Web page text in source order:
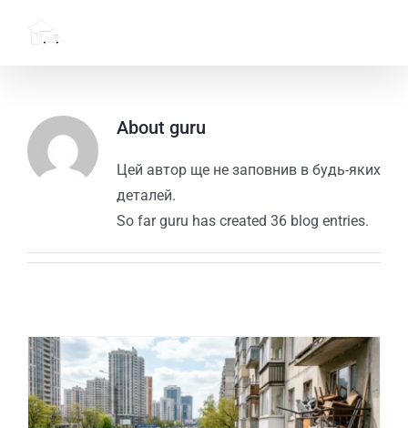
About guru
Цей автор ще не заповнив в будь-яких
деталей.
So far guru has created 36 blog entries.